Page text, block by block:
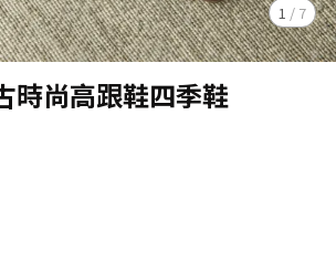
1 / 7
時尚高跟鞋四季鞋